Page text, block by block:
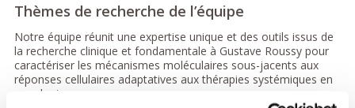
Thèmes de recherche de l’équipe
Notre équipe réunit une expertise unique et des outils issus de
la recherche clinique et fondamentale à Gustave Roussy pour
caractériser les mécanismes moléculaires sous-jacents aux
réponses cellulaires adaptatives aux thérapies systémiques en
oncologie.